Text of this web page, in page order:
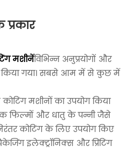
मशीनेंविभिन्न अनुप्रयोगों और
किया गया। सबसे आम में से कुछ में
मशीनों का उपयोग किया
फिल्मों और धातु के पन्नी जैसे
कोटिंग के लिए उपयोग किए
इलेक्ट्रॉनिक्स और प्रिंटिंग